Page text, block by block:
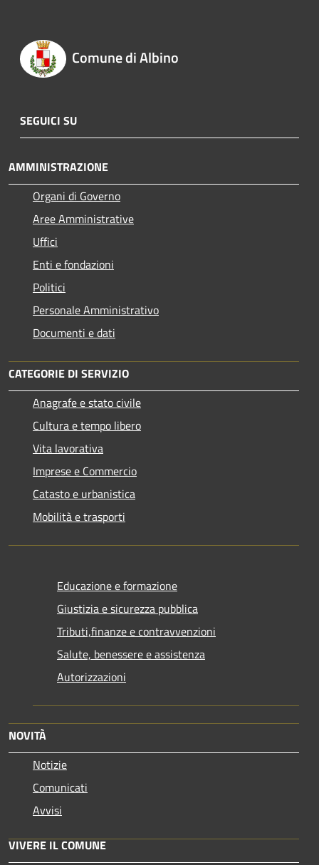
Comune di Albino
SEGUICI SU
AMMINISTRAZIONE
Organi di Governo
Aree Amministrative
Uffici
Enti e fondazioni
Politici
Personale Amministrativo
Documenti e dati
CATEGORIE DI SERVIZIO
Anagrafe e stato civile
Cultura e tempo libero
Vita lavorativa
Imprese e Commercio
Catasto e urbanistica
Mobilità e trasporti
Educazione e formazione
Giustizia e sicurezza pubblica
Tributi,finanze e contravvenzioni
Salute, benessere e assistenza
Autorizzazioni
NOVITÀ
Notizie
Comunicati
Avvisi
VIVERE IL COMUNE